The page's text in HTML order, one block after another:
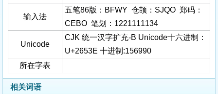
输入法
五笔86版：BFWY 仓颉：SJQO 郑码：
CEBO 笔划：1221111134
Unicode
CJK 统一汉字扩充-B Unicode十六进制：
U+2653E 十进制:156990
所在字表
相关词语